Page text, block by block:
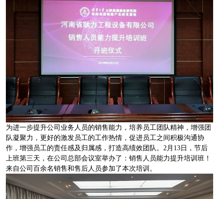
为进一步提升公司业务人员的销售能力，培养员工团队精神，增强团
队凝聚力，更好的激发员工的工作热情，促进员工之间积极沟通协
作，增强员工的责任感及归属感，打造高绩效团队。2月13日，节后
上班第三天，在公司总部会议室举办了：销售人员能力提升培训班！
来自公司百余名销售和售后人员参加了本次培训。